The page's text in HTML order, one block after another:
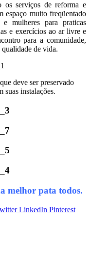
os serviços de reforma e
espaço muito freqüentado
mulheres para praticas
e exercícios ao ar livre e
para a comunidade,
de vida.
deve ser preservado
suas instalações.
melhor pata todos.
LinkedIn Pinterest